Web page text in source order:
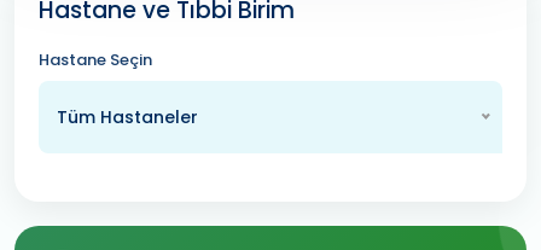
Hastane ve Tıbbi Birim
Hastane Seçin
Tüm Hastaneler